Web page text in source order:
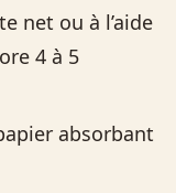
net ou à l’aide
4 à 5
absorbant